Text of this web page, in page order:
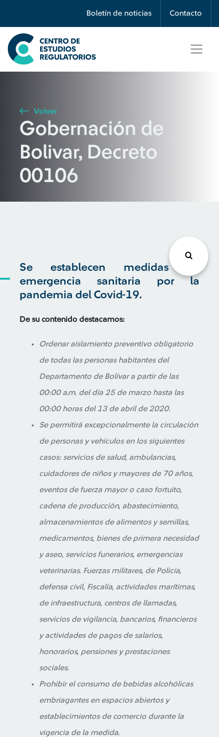
Boletín de noticias Contacto
Búsqueda
Seleccione país
Buscar
Volver
Gobernación de
Bolivar, Decreto
00106
Se establecen medidas de
emergencia sanitaria por la
pandemia del Covid-19.
De su contenido destacamos:
Ordenar aislamiento preventivo obligatorio
de todas las personas habitantes del
Departamento de Bolívar a partir de las
00:00 a.m. del día 25 de marzo hasta las
00:00 horas del 13 de abril de 2020.
Se permitirá excepcionalmente la circulación
de personas y vehículos en los siguientes
casos: servicios de salud, ambulancias,
cuidadores de niños y mayores de 70 años,
eventos de fuerza mayor o caso fortuito,
cadena de producción, abastecimiento,
almacenamientos de alimentos y semillas,
medicamentos, bienes de primera necesidad
y aseo, servicios funerarios, emergencias
veterinarias. Fuerzas militares, de Policía,
defensa civil, Fiscalía, actividades marítimas,
de infraestructura, centros de llamadas,
servicios de vigilancia, bancarios, financieros
y actividades de pagos de salarios,
honorarios, pensiones y prestaciones
sociales.
Prohibir el consumo de bebidas alcohólicas
embriagantes en espacios abiertos y
establecimientos de comercio durante la
vigencia de la medida.